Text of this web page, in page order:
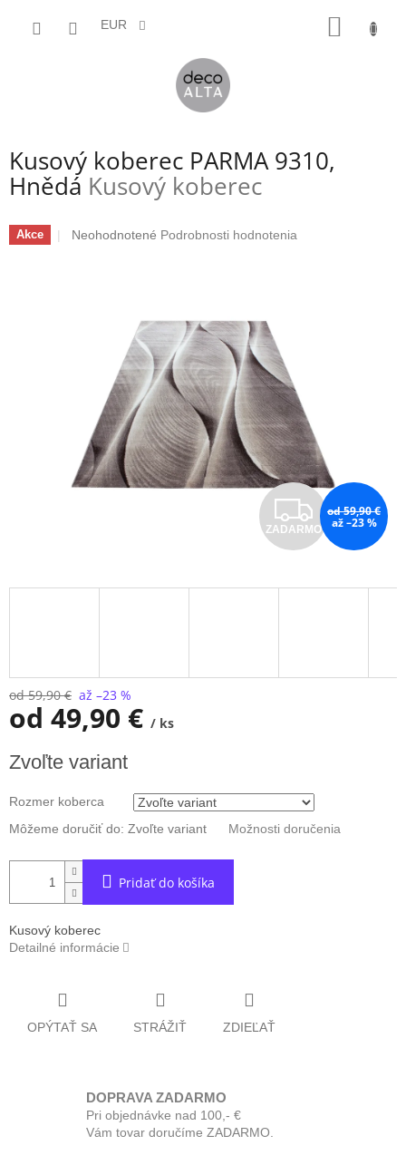
EUR
Kusový koberec PARMA 9310,
Hnědá Kusový koberec
Akce
Priemerné
hviezdičiek.
Neohodnotené Podrobnosti hodnotenia
Z
A
D
ZADARMO
od 59,90 €
až –23 %
od 59,90 € až –23 %
od 49,90 € / ks
cena:
Zvoľte variant
Rozmer koberca
Môžeme doručiť do: Zvoľte variant Možnosti doručenia
Pridať do košíka
Kusový koberec
Detailné informácie
OPÝTAŤ SA STRÁŽIŤ ZDIEĽAŤ
DOPRAVA ZADARMO
Pri objednávke nad 100,- €
Vám tovar doručíme ZADARMO.